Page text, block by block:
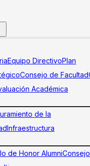
Equipo DirectivoPlan
Consejo de Facultad
Académica
de la
Infraestructura
de Honor AlumniConsejo